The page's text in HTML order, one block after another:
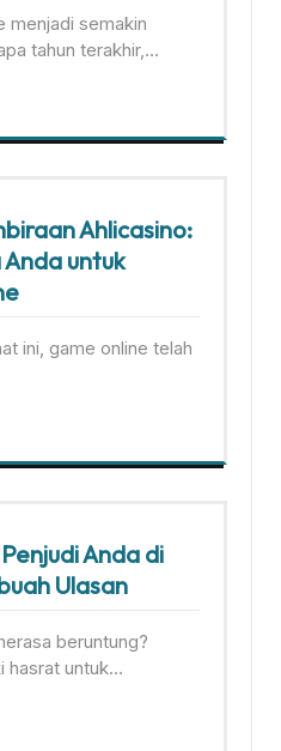
menjadi semakin
tahun terakhir,…
Ahlicasino:
untuk
ini, game online telah
Anda di
Ulasan
beruntung?
hasrat untuk…